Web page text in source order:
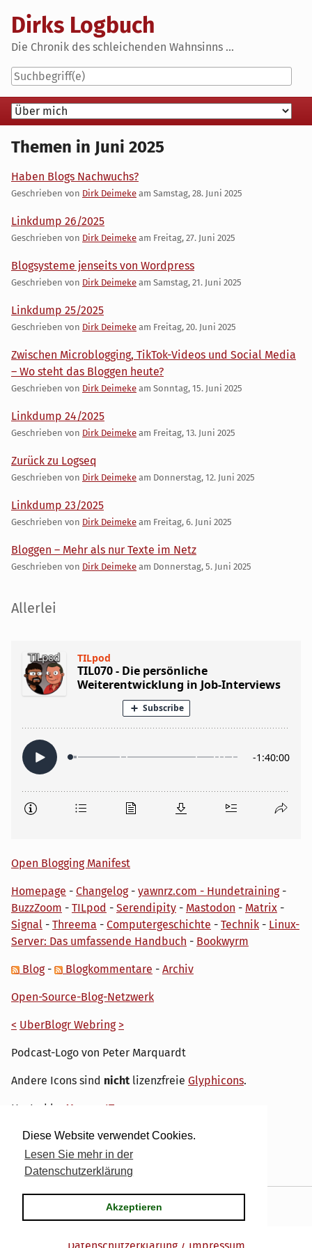
Diese Website verwendet Cookies.
Lesen Sie mehr in der
Datenschutzerklärung
Akzeptieren
content
Dirks Logbuch
Die Chronik des schleichenden Wahnsinns ...
Navigation
Themen in Juni 2025
Haben Blogs Nachwuchs?
Geschrieben von Dirk Deimeke am Samstag, 28. Juni 2025
Linkdump 26/2025
Geschrieben von Dirk Deimeke am Freitag, 27. Juni 2025
Blogsysteme jenseits von Wordpress
Geschrieben von Dirk Deimeke am Samstag, 21. Juni 2025
Linkdump 25/2025
Geschrieben von Dirk Deimeke am Freitag, 20. Juni 2025
Zwischen Microblogging, TikTok-Videos und Social Media
– Wo steht das Bloggen heute?
Geschrieben von Dirk Deimeke am Sonntag, 15. Juni 2025
Linkdump 24/2025
Geschrieben von Dirk Deimeke am Freitag, 13. Juni 2025
Zurück zu Logseq
Geschrieben von Dirk Deimeke am Donnerstag, 12. Juni 2025
Linkdump 23/2025
Geschrieben von Dirk Deimeke am Freitag, 6. Juni 2025
Bloggen – Mehr als nur Texte im Netz
Geschrieben von Dirk Deimeke am Donnerstag, 5. Juni 2025
Seitenleiste
Allerlei
Open Blogging Manifest
Homepage - Changelog- yawnrz.com - Hundetraining-
BuzzZoom - TILpod - Serendipity - Mastodon - Matrix -
Signal - Threema - Computergeschichte - Technik - Linux-
Server: Das umfassende Handbuch - Bookwyrm
Blog- Blogkommentare - Archiv
Open-Source-Blog-Netzwerk
< UberBlogr Webring >
Podcast-Logo von Peter Marquardt
Andere Icons sind nicht lizenzfreie Glyphicons.
Hosted by My own IT.
Serendipity& the dirk